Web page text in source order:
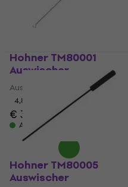
Hohner TM80001
Auswischer
Auswischer
4,8
€ 3,89
Auf Lager
Hohner TM80005
Auswischer